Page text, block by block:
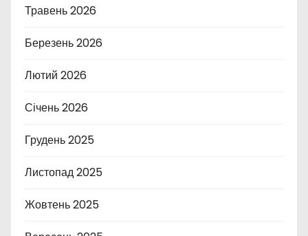
Травень 2026
Березень 2026
Лютий 2026
Січень 2026
Грудень 2025
Листопад 2025
Жовтень 2025